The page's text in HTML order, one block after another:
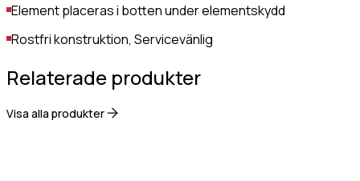
Element placeras i botten under elementskydd
Rostfri konstruktion, Servicevänlig
Relaterade produkter
Visa alla produkter
(Obligatoriskt)
Tekniks